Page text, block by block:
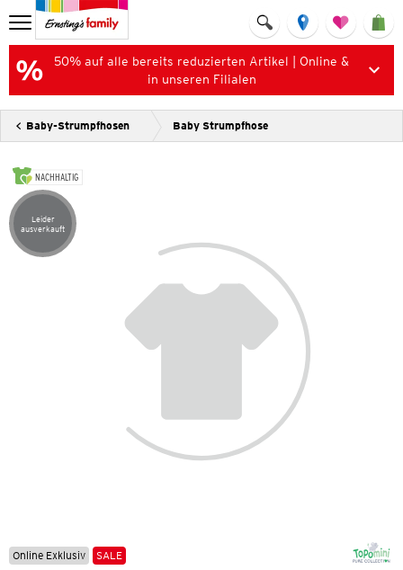
50% auf alle bereits reduzierten Artikel | Online &
in unseren Filialen
Baby-Strumpfhosen Baby Strumpfhose
NACHHALTIG
Artikel leider ausverkauft
Leider
ausverkauft
Online Exklusiv SALE